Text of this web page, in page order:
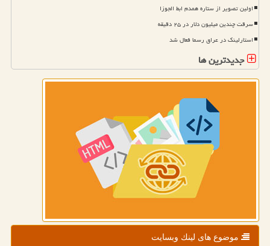
اولین تصویر از ستاره همدم ابط الجوزا
سرقت چندین میلیون دلار در ۲۵ دقیقه
استارلینک در عراق رسما فعال شد
جدیدترین ها
موضوع های لینك وبسایت